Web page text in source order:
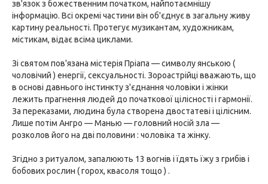
зв'язок з божественним початком, найпотаємнішу
інформацію. Всі окремі частини він об'єднує в загальну живу
картину реальності. Протегує музикантам, художникам,
містикам, відає всіма циклами.
Зі святом пов'язана містерія Пріапа — символу янською (
чоловічий ) енергії, сексуальності. Зороастрійці вважають, що
в основі давнього інстинкту з'єднання чоловіки і жінки
лежить прагнення людей до початкової цілісності і гармонії.
За переказами, людина була створена двостатеві і цілісним.
Лише потім Ангро — Манью — головний носій зла —
розколов його на дві половини : чоловіка та жінку.
Згідно з ритуалом, запалюють 13 вогнів і їдять їжу з грибів і
бобових рослин ( горох, квасоля тощо ) .